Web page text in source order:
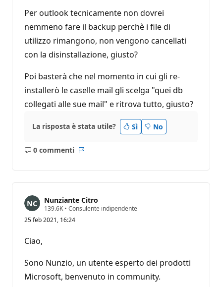
Per outlook tecnicamente non dovrei
nemmeno fare il backup perchè i file di
utilizzo rimangono, non vengono cancellati
con la disinstallazione, giusto?
Poi basterà che nel momento in cui gli re-
installerò le caselle mail gli scelga "quei db
collegati alle sue mail" e ritrova tutto, giusto?
La risposta è stata utile? Sì No
0 commenti
Nessun
Nunziante Citro
139.6K P
n
r
e
p
u
• Consulente indipendente
25 feb 2021, 16:24
Ciao,
Sono Nunzio, un utente esperto dei prodotti
Microsoft, benvenuto in community.